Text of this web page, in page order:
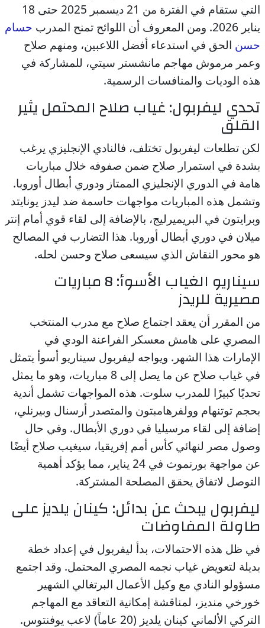
التي ستقام في الفترة من 21 ديسمبر 2025 حتى 18
يناير 2026. ومن المعروف أن اللوائح تمنح المدرب
حسام
حسن الحق في استدعاء أفضل اللاعبين، ومنهم صلاح
وعمر مرموش مهاجم مانشستر سيتي، للمشاركة في
هذه الوديات والمنافسات الرسمية.
تحدي ليفربول: غياب صلاح المحتمل يثير
القلق
لكن تطلعات ليفربول تختلف، فالنادي الإنجليزي يرغب
بشدة في استمرار صلاح ضمن صفوفه خلال مباريات
هامة في الدوري الإنجليزي الممتاز ودوري أبطال أوروبا.
وتشمل هذه المباريات مواجهات حاسمة ضد ليدز يونايتد
وبرايتون في البريميرليج، بالإضافة إلى لقاء قوي أمام إنتر
ميلان في دوري أبطال أوروبا. هذا التضارب في المصالح
هو محور النقاش الذي سيسعى صلاح وحسن لحله.
سيناريو الغياب الأسوأ: 8 مباريات
مصيرية للريدز
من المقرر أن يعقد اجتماع صلاح مع مدرب المنتخب
المصري على هامش معسكر الفراعنة الودي في
الإمارات هذا الشهر. ويواجه ليفربول سيناريو أسوأ يتمثل
في غياب صلاح عن ما يصل إلى 8 مباريات، وهو ما يمثل
تحديًا كبيرًا للمدرب سلوت. هذه المواجهات تشمل أندية
بحجم توتنهام وولفرهامبتون والمتصدر أرسنال وبيرنلي،
إضافة إلى لقاء مرسيليا في دوري الأبطال. وفي حال
وصول مصر لنهائي كأس أمم إفريقيا، سيغيب صلاح أيضًا
عن مواجهة بورنموث في 24 يناير، مما يؤكد أهمية
التوصل لاتفاق يحقق المصلحة المشتركة.
ليفربول يبحث عن بدائل: كينان يلديز على
طاولة المفاوضات
في ظل هذه الاحتمالات، بدأ ليفربول في إعداد خطة
بديلة لتعويض غياب نجمه المصري المحتمل. وقد اجتمع
مسؤولو النادي مع وكيل الأعمال البرتغالي الشهير
خورخي منديز، لمناقشة إمكانية التعاقد مع المهاجم
التركي الألماني كينان يلديز (20 عاماً) لاعب يوفنتوس.